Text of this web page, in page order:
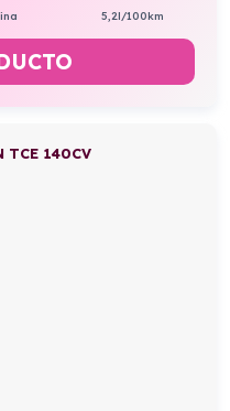
5,2l/100km
TCE 140CV